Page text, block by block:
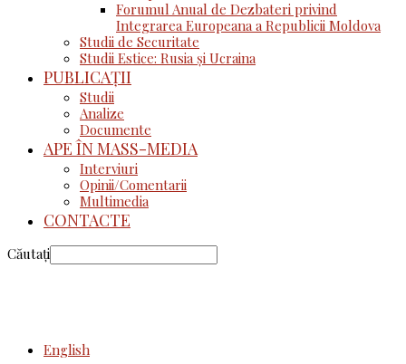
Forumul Anual de Dezbateri privind
Integrarea Europeana a Republicii Moldova
Studii de Securitate
Studii Estice: Rusia și Ucraina
PUBLICAȚII
Studii
Analize
Documente
APE ÎN MASS-MEDIA
Interviuri
Opinii/Comentarii
Multimedia
CONTACTE
Căutați
English